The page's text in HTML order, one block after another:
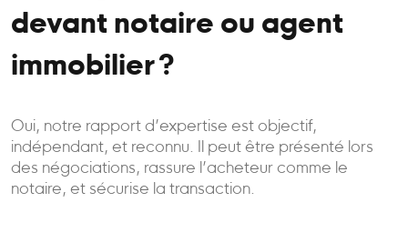
devant notaire ou agent
immobilier ?
Oui, notre rapport d’expertise est objectif,
indépendant, et reconnu. Il peut être présenté lors
des négociations, rassure l’acheteur comme le
notaire, et sécurise la transaction.